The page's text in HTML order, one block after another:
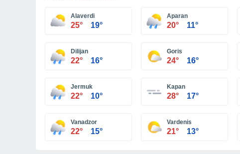
Alaverdi
25° 19°
Aparan
20° 11°
Dilijan
22° 16°
Goris
24° 16°
Jermuk
22° 10°
Kapan
28° 17°
Vanadzor
22° 15°
Vardenis
21° 13°